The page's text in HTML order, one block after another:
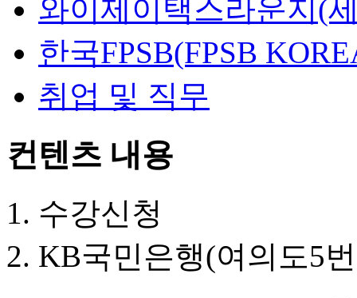
와이제이택스라운지(
한국FPSB(FPSB
취업 및 직무
컨텐츠 내용
수강신청
KB국민은행(여의도5